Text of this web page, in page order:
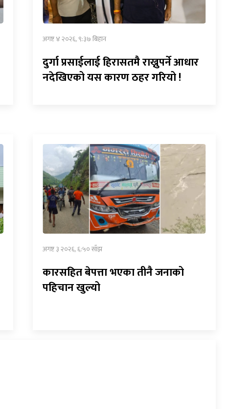
अगष्ट ४ २०२६, ९:३७ बिहान
दुर्गा प्रसाईलाई हिरासतमै राख्नुपर्ने आधार
नदेखिएको यस कारण ठहर गरियो !
अगष्ट ३ २०२६, ६:५० साँझ
कारसहित बेपत्ता भएका तीनै जनाको
पहिचान खुल्यो